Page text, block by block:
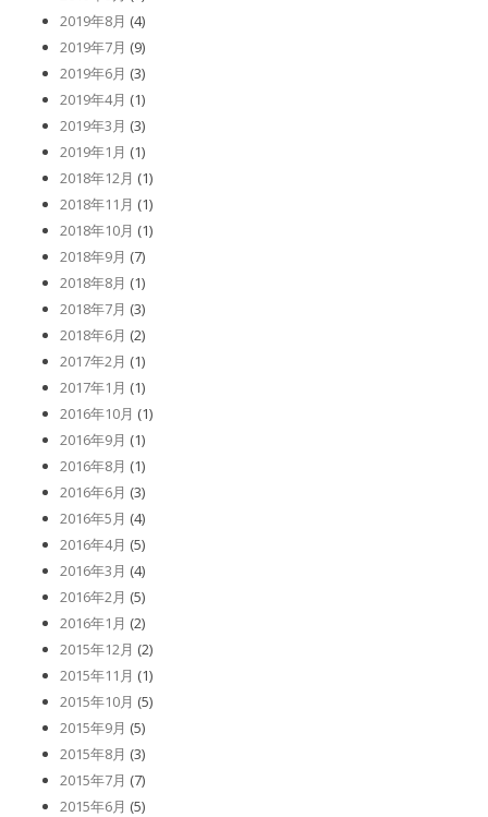
2019年8月 (4)
2019年7月 (9)
2019年6月 (3)
2019年4月 (1)
2019年3月 (3)
2019年1月 (1)
2018年12月 (1)
2018年11月 (1)
2018年10月 (1)
2018年9月 (7)
2018年8月 (1)
2018年7月 (3)
2018年6月 (2)
2017年2月 (1)
2017年1月 (1)
2016年10月 (1)
2016年9月 (1)
2016年8月 (1)
2016年6月 (3)
2016年5月 (4)
2016年4月 (5)
2016年3月 (4)
2016年2月 (5)
2016年1月 (2)
2015年12月 (2)
2015年11月 (1)
2015年10月 (5)
2015年9月 (5)
2015年8月 (3)
2015年7月 (7)
2015年6月 (5)